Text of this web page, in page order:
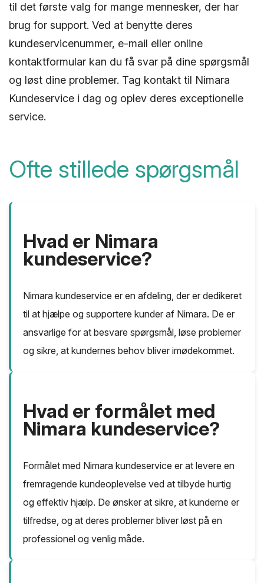
til det første valg for mange mennesker, der har
brug for support. Ved at benytte deres
kundeservicenummer, e-mail eller online
kontaktformular kan du få svar på dine spørgsmål
og løst dine problemer. Tag kontakt til Nimara
Kundeservice i dag og oplev deres exceptionelle
service.
Ofte stillede spørgsmål
Hvad er Nimara
kundeservice?
Nimara kundeservice er en afdeling, der er dedikeret
til at hjælpe og supportere kunder af Nimara. De er
ansvarlige for at besvare spørgsmål, løse problemer
og sikre, at kundernes behov bliver imødekommet.
Hvad er formålet med
Nimara kundeservice?
Formålet med Nimara kundeservice er at levere en
fremragende kundeoplevelse ved at tilbyde hurtig
og effektiv hjælp. De ønsker at sikre, at kunderne er
tilfredse, og at deres problemer bliver løst på en
professionel og venlig måde.